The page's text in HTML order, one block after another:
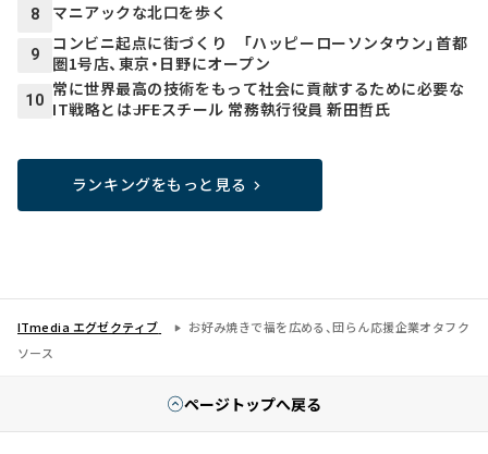
8 マニアックな北口を歩く
9
コンビニ起点に街づくり 「ハッピーローソンタウン」首都
圏1号店、東京・日野にオープン
10
常に世界最高の技術をもって社会に貢献するために必要な
IT戦略とは――JFEスチール 常務執行役員 新田哲氏
ランキングをもっと見る
ITmedia エグゼクティブ
お好み焼きで福を広める、団らん応援企業オタフク
ソース
ページトップへ戻る